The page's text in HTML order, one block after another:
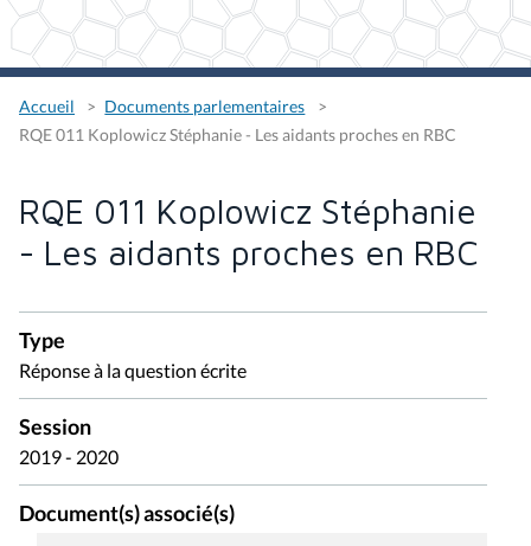
Accueil
Documents parlementaires
RQE 011 Koplowicz Stéphanie - Les aidants proches en RBC
RQE 011 Koplowicz Stéphanie
- Les aidants proches en RBC
Type
Réponse à la question écrite
Session
2019 - 2020
Document(s) associé(s)